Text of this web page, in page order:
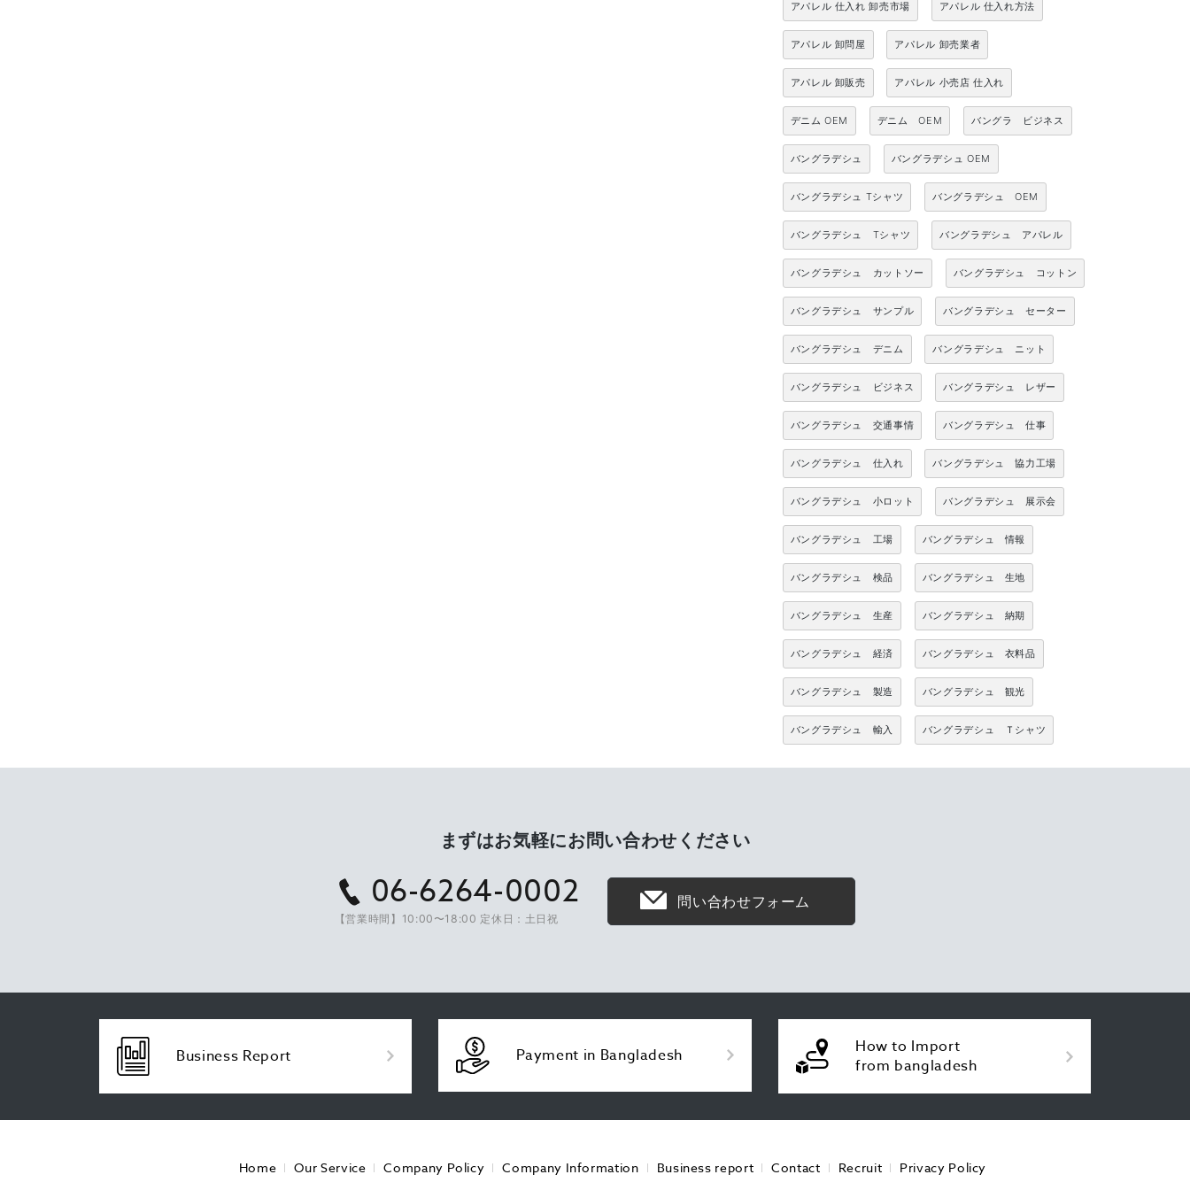
アパレル 仕入れ 卸売市場 アパレル 仕入れ方法
アパレル 卸問屋 アパレル 卸売業者
アパレル 卸販売 アパレル 小売店 仕入れ
デニム OEM デニム OEM バングラ ビジネス
バングラデシュ バングラデシュ OEM
バングラデシュ Tシャツ バングラデシュ OEM
バングラデシュ Tシャツ バングラデシュ アパレル
バングラデシュ カットソー バングラデシュ コットン
バングラデシュ サンプル バングラデシュ セーター
バングラデシュ デニム バングラデシュ ニット
バングラデシュ ビジネス バングラデシュ レザー
バングラデシュ 交通事情 バングラデシュ 仕事
バングラデシュ 仕入れ バングラデシュ 協力工場
バングラデシュ 小ロット バングラデシュ 展示会
バングラデシュ 工場 バングラデシュ 情報
バングラデシュ 検品 バングラデシュ 生地
バングラデシュ 生産 バングラデシュ 納期
バングラデシュ 経済 バングラデシュ 衣料品
バングラデシュ 製造 バングラデシュ 観光
バングラデシュ 輸入 バングラデシュ Ｔシャツ
まずはお気軽にお問い合わせください
06-6264-0002
【営業時間】10:00〜18:00 定休日：土日祝
問い合わせフォーム
Business Report Payment in Bangladesh
How to Import
from bangladesh
Home Our Service Company Policy Company Information Business report Contact Recruit Privacy Policy